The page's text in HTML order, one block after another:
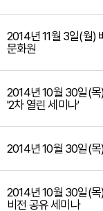
2014년 11월 3일(월)
문화원
2014년 10월 30일(
'2차 열린 세미나'
2014년 10월 30일(목)
2014년 10월 30일(
비전 공유 세미나